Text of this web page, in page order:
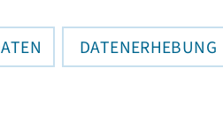
DATENERHEBUNG